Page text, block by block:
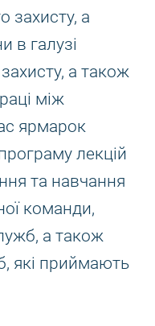
захисту, а
в галузі
а також
між
ярмарок
лекцій
та навчання
команди,
а також
які приймають